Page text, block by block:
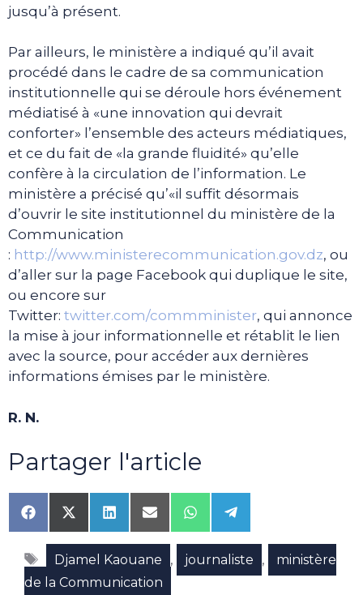
jusqu’à présent.
Par ailleurs, le ministère a indiqué qu’il avait
procédé dans le cadre de sa communication
institutionnelle qui se déroule hors événement
médiatisé à «une innovation qui devrait
conforter» l’ensemble des acteurs médiatiques,
et ce du fait de «la grande fluidité» qu’elle
confère à la circulation de l’information. Le
ministère a précisé qu’«il suffit désormais
d’ouvrir le site institutionnel du ministère de la
Communication
: http://www.ministerecommunication.gov.dz, ou
d’aller sur la page Facebook qui duplique le site,
ou encore sur
Twitter: twitter.com/commminister, qui annonce
la mise à jour informationnelle et rétablit le lien
avec la source, pour accéder aux dernières
informations émises par le ministère.
R. N.
Partager l'article
Share
on
Facebook
Share
on
X
(Twitter)
Share
on
LinkedIn
Share
on
Email
Share
on
WhatsApp
Share
on
Telegram
Étiquettes
Djamel Kaouane , journaliste ,
ministère
de la Communication